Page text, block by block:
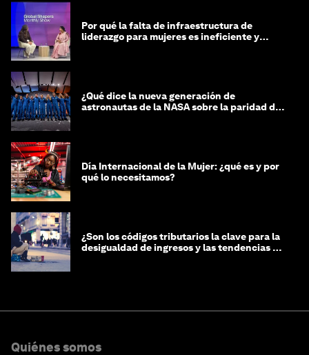
Por qué la falta de infraestructura de
liderazgo para mujeres es ineficiente y
¿Qué dice la nueva generación de
astronautas de la NASA sobre la paridad de
Día Internacional de la Mujer: ¿qué es y por
qué lo necesitamos?
¿Son los códigos tributarios la clave para la
desigualdad de ingresos y las tendencias de
Quiénes somos